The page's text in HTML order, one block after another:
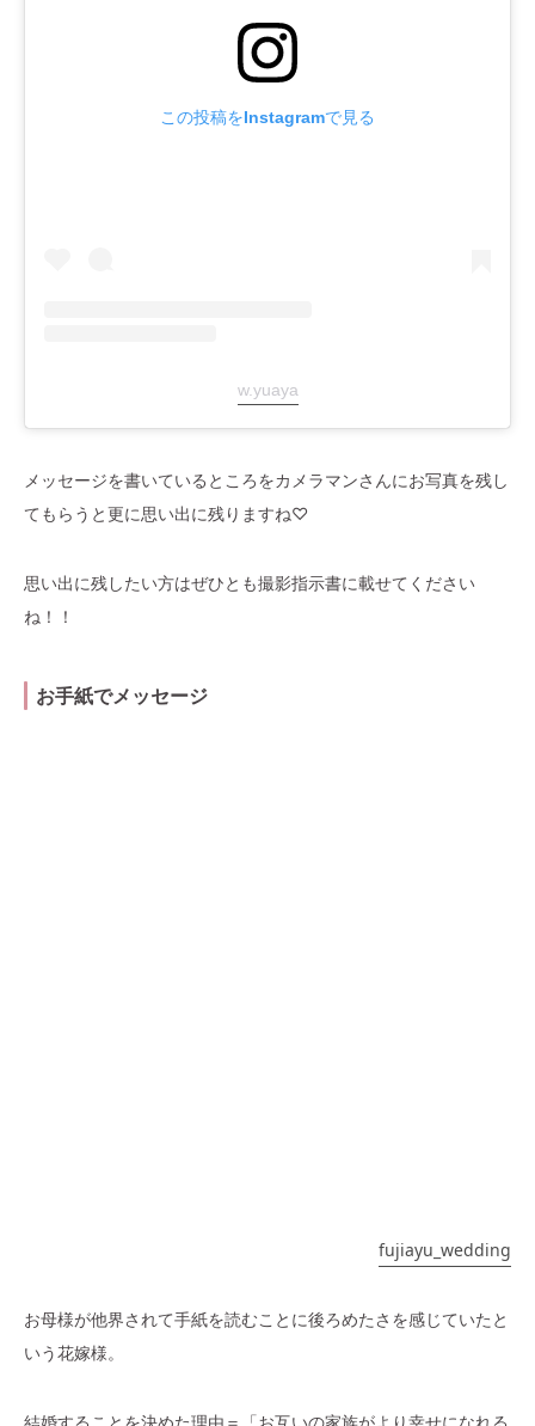
この投稿をInstagramで見る
w.yuaya
メッセージを書いているところをカメラマンさんにお写真を残し
てもらうと更に思い出に残りますね♡
思い出に残したい方はぜひとも撮影指示書に載せてください
ね！！
お手紙でメッセージ
fujiayu_wedding
お母様が他界されて手紙を読むことに後ろめたさを感じていたと
いう花嫁様。